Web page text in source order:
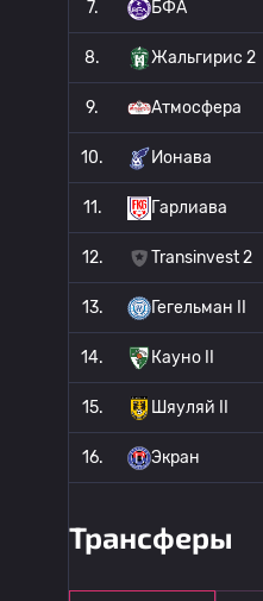
7. БФА
8. Жальгирис 2
9. Атмосфера
10. Ионава
11. Гарлиава
12. Transinvest 2
13. Гегельман II
14. Кауно II
15. Шяуляй II
16. Экран
Трансферы